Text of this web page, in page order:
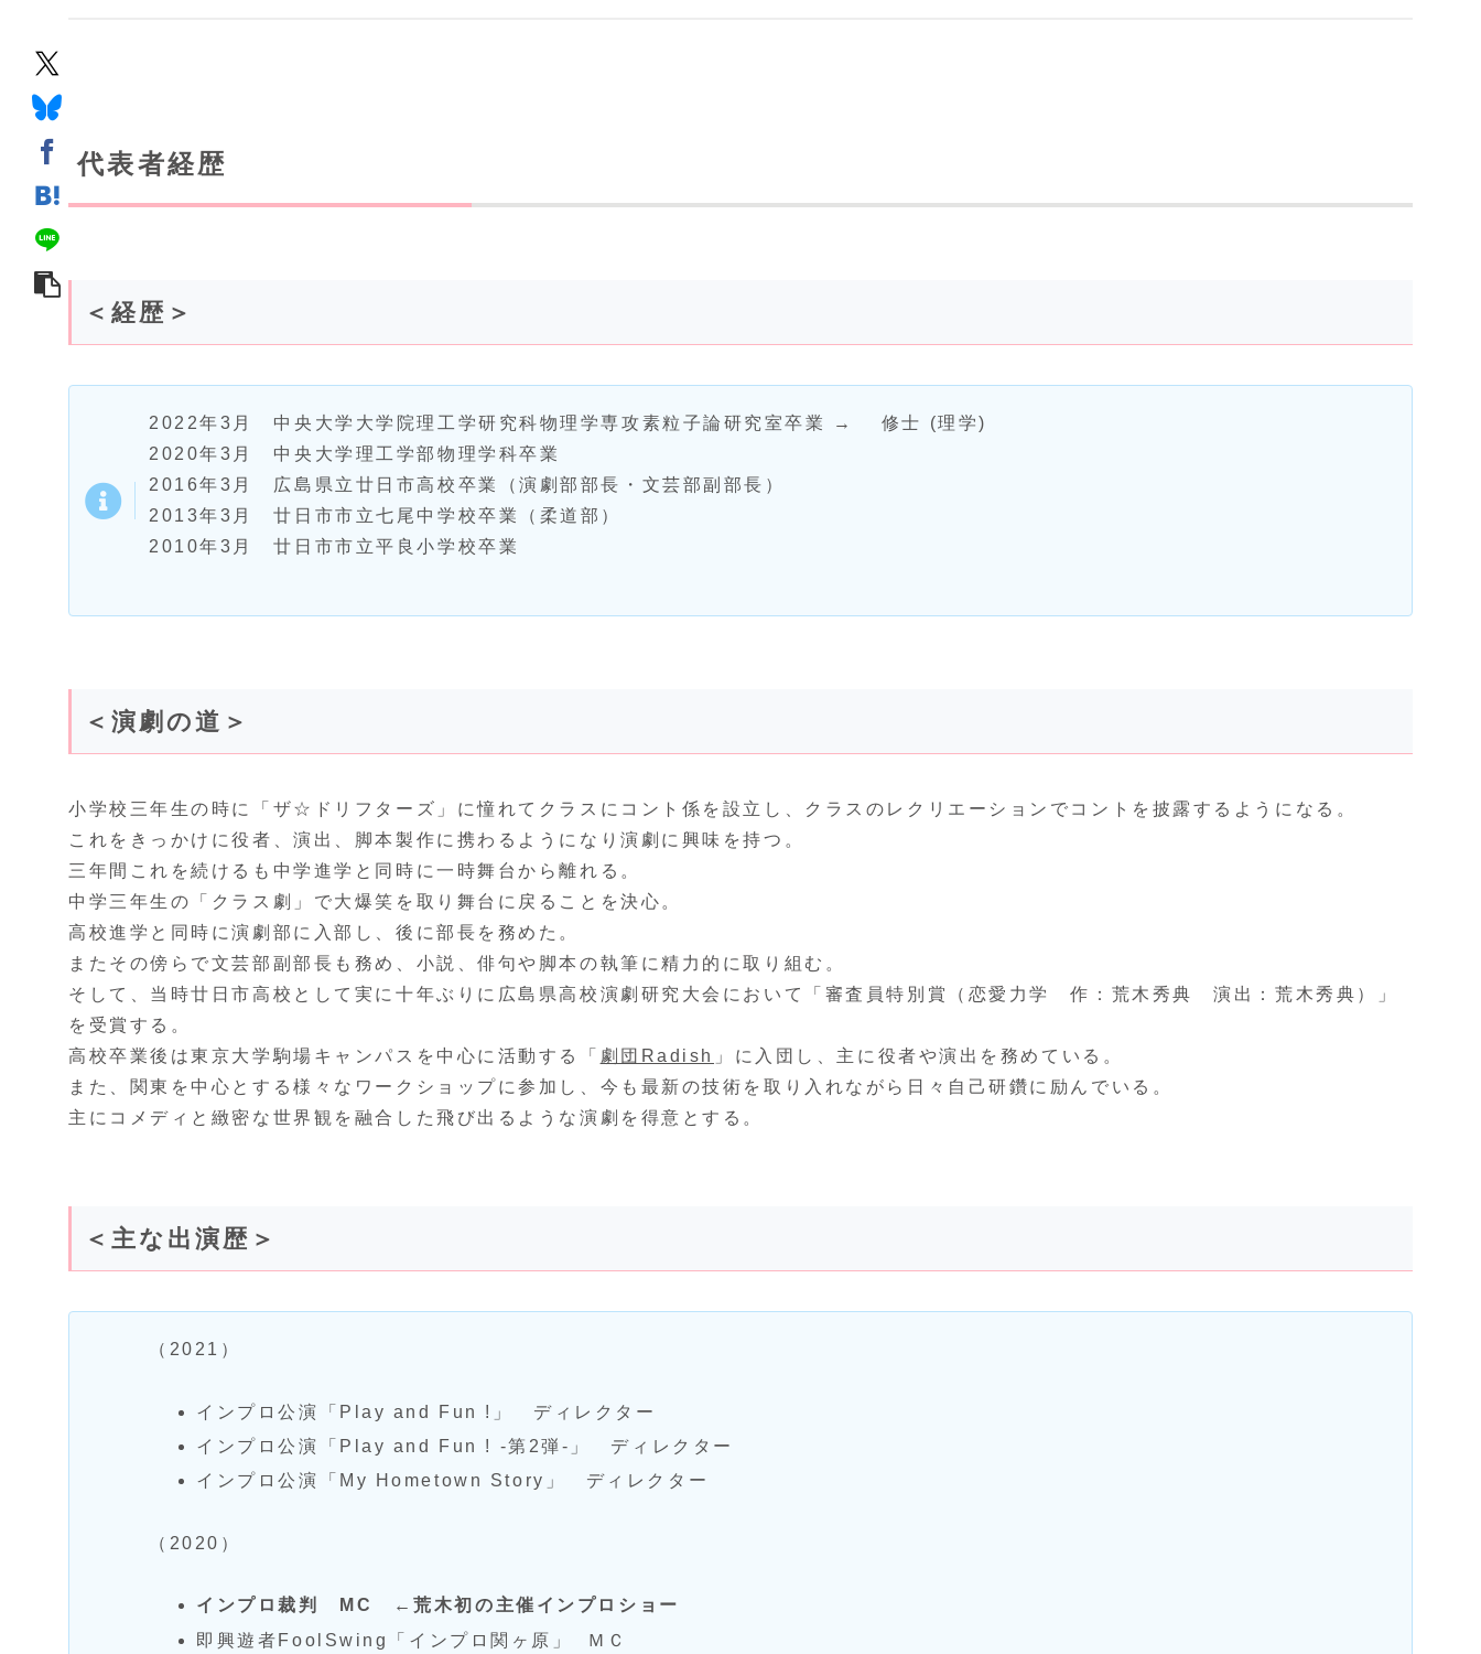
代表者経歴
＜経歴＞
2022年3月 中央大学大学院理工学研究科物理学専攻素粒子論研究室卒業 → 修士 (理学)
2020年3月 中央大学理工学部物理学科卒業
2016年3月 広島県立廿日市高校卒業（演劇部部長・文芸部副部長）
2013年3月 廿日市市立七尾中学校卒業（柔道部）
2010年3月 廿日市市立平良小学校卒業
＜演劇の道＞
小学校三年生の時に「ザ☆ドリフターズ」に憧れてクラスにコント係を設立し、クラスのレクリエーションでコントを披露するようになる。
これをきっかけに役者、演出、脚本製作に携わるようになり演劇に興味を持つ。
三年間これを続けるも中学進学と同時に一時舞台から離れる。
中学三年生の「クラス劇」で大爆笑を取り舞台に戻ることを決心。
高校進学と同時に演劇部に入部し、後に部長を務めた。
またその傍らで文芸部副部長も務め、小説、俳句や脚本の執筆に精力的に取り組む。
そして、当時廿日市高校として実に十年ぶりに広島県高校演劇研究大会において「審査員特別賞（恋愛力学 作：荒木秀典 演出：荒木秀典）」
を受賞する。
高校卒業後は東京大学駒場キャンパスを中心に活動する「 劇団Radish 」に入団し、主に役者や演出を務めている。
また、関東を中心とする様々なワークショップに参加し、今も最新の技術を取り入れながら日々自己研鑽に励んでいる。
主にコメディと緻密な世界観を融合した飛び出るような演劇を得意とする。
＜主な出演歴＞
（2021）
インプロ公演「Play and Fun !」 ディレクター
インプロ公演「Play and Fun ! -第2弾-」 ディレクター
インプロ公演「My Hometown Story」 ディレクター
（2020）
インプロ裁判 MC ←荒木初の主催インプロショー
即興遊者FoolSwing「インプロ関ヶ原」 ＭＣ